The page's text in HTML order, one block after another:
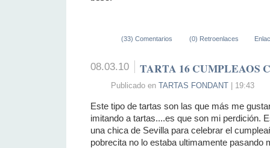
(33) Comentarios (0) Retroenlaces
08.03.10 TARTA 16 CUMPLEAOS
Publicado en TARTAS FONDANT| 19:43
Este tipo de tartas son las que más me
imitando a tartas....es que son mi perdición.
una chica de Sevilla para celebrar el
pobrecita no lo estaba ultimamente pasando